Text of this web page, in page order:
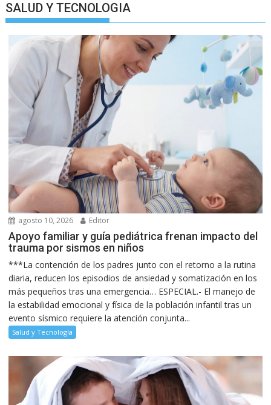
SALUD Y TECNOLOGIA
agosto 10, 2026 Editor
Apoyo familiar y guía pediátrica frenan impacto del
trauma por sismos en niños
***La contención de los padres junto con el retorno a la rutina
diaria, reducen los episodios de ansiedad y somatización en los
más pequeños tras una emergencia… ESPECIAL.- El manejo de
la estabilidad emocional y física de la población infantil tras un
evento sísmico requiere la atención conjunta...
Salud y Tecnología